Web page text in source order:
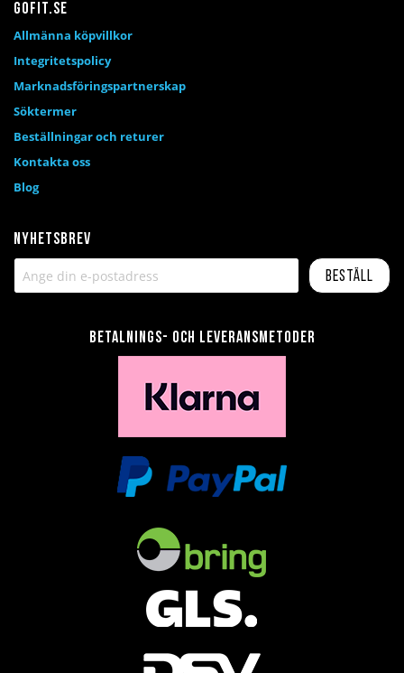
Nyhetsbrev
Beställ
Betalnings- och leveransmetoder
Gofit.se
Allmänna köpvillkor
Integritetspolicy
Marknadsföringspartnerskap
Söktermer
Beställningar och returer
Kontakta oss
Blog